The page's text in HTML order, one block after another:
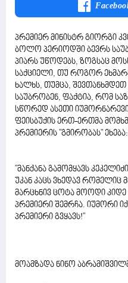
პრემიერ მინისტრ გიორგი
ბოლო პერიოდში ბევრს
პიარს უწოდებს, ზოგსაც
საქციელი, თუ როგორ
ხალხს, თუმცა,
საუბრობენ, ფაქტია, რომ
სწორედ ასეთი
ფეისბუქის ერთ-ერთმა
პრემიერის "გმირობას" ეხება:
"მანქანა გამომყავს
უკან კაცს ვხედავ
მარცხნივ ცოტა მოოდი
პრემიერი შემრჩა. იუმორი
პრემიერი გვყავს!"
მოამზადა ნინო